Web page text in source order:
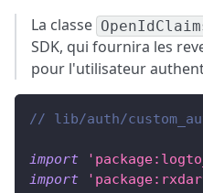
La classe
SDK, qui fournira les
pour l'utilisateur
// lib/auth/
import
import